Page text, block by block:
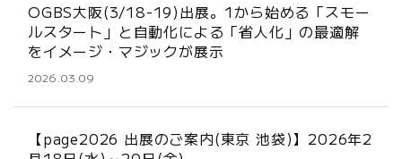
OGBS大阪(3/18-19)出展。1から始める「スモー
ルスタート」と自動化による「省人化」の最適解
をイメージ・マジックが展示
2026.03.09
【page2026 出展のご案内(東京 池袋)】2026年2